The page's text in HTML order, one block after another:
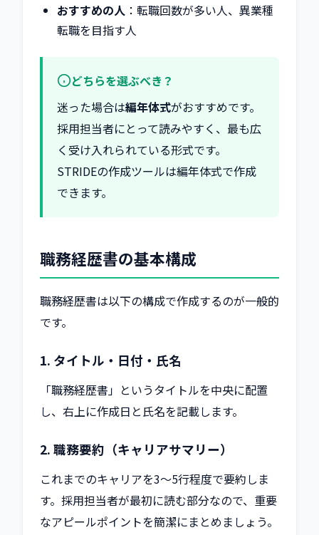
おすすめの人 ：転職回数が多い人、異業種
転職を目指す人
どちらを選ぶべき？
迷った場合は編年体式がおすすめです。
採用担当者にとって読みやすく、最も広
く受け入れられている形式です。
STRIDEの作成ツールは編年体式で作成
できます。
職務経歴書の基本構成
職務経歴書は以下の構成で作成するのが一般的
です。
1. タイトル・日付・氏名
「職務経歴書」というタイトルを中央に配置
し、右上に作成日と氏名を記載します。
2. 職務要約（キャリアサマリー）
これまでのキャリアを3〜5行程度で要約しま
す。採用担当者が最初に読む部分なので、重要
なアピールポイントを簡潔にまとめましょう。